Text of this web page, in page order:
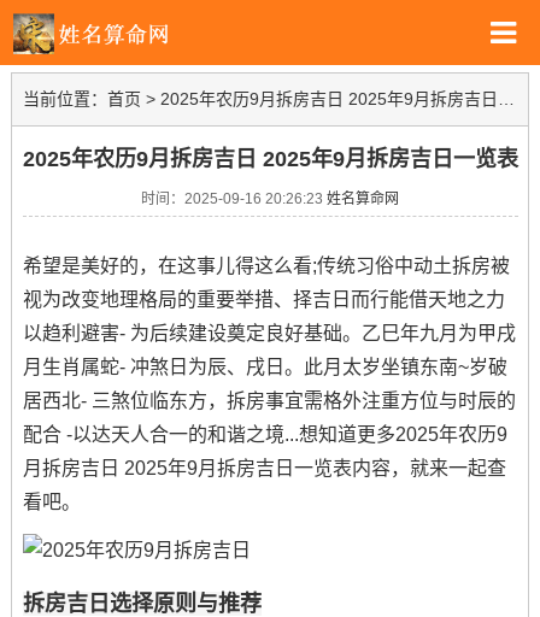
当前位置： 首页 > 2025年农历9月拆房吉日 2025年9月拆房吉日一览表
2025年农历9月拆房吉日 2025年9月拆房吉日一览表
时间：2025-09-16 20:26:23 姓名算命网
希望是美好的，在这事儿得这么看;传统习俗中动土拆房被
视为改变地理格局的重要举措、择吉日而行能借天地之力
以趋利避害- 为后续建设奠定良好基础。乙巳年九月为甲戌
月生肖属蛇- 冲煞日为辰、戌日。此月太岁坐镇东南~岁破
居西北- 三煞位临东方，拆房事宜需格外注重方位与时辰的
配合 -以达天人合一的和谐之境...想知道更多2025年农历9
月拆房吉日 2025年9月拆房吉日一览表内容，就来一起查
看吧。
拆房吉日选择原则与推荐